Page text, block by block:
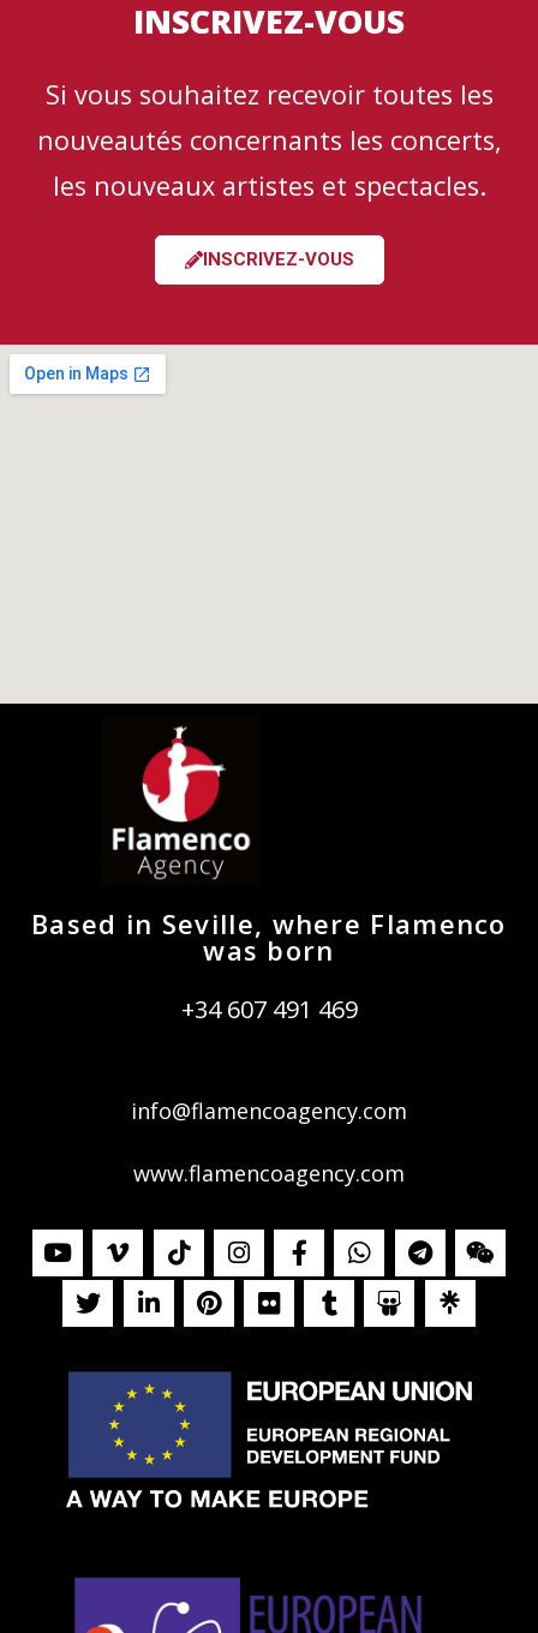
INSCRIVEZ-VOUS
Si vous souhaitez recevoir toutes les
nouveautés concernants les concerts,
les nouveaux artistes et spectacles.
INSCRIVEZ-VOUS
Based in Seville, where Flamenco
was born
+34 607 491 469
info@flamencoagency.com
www.flamencoagency.com